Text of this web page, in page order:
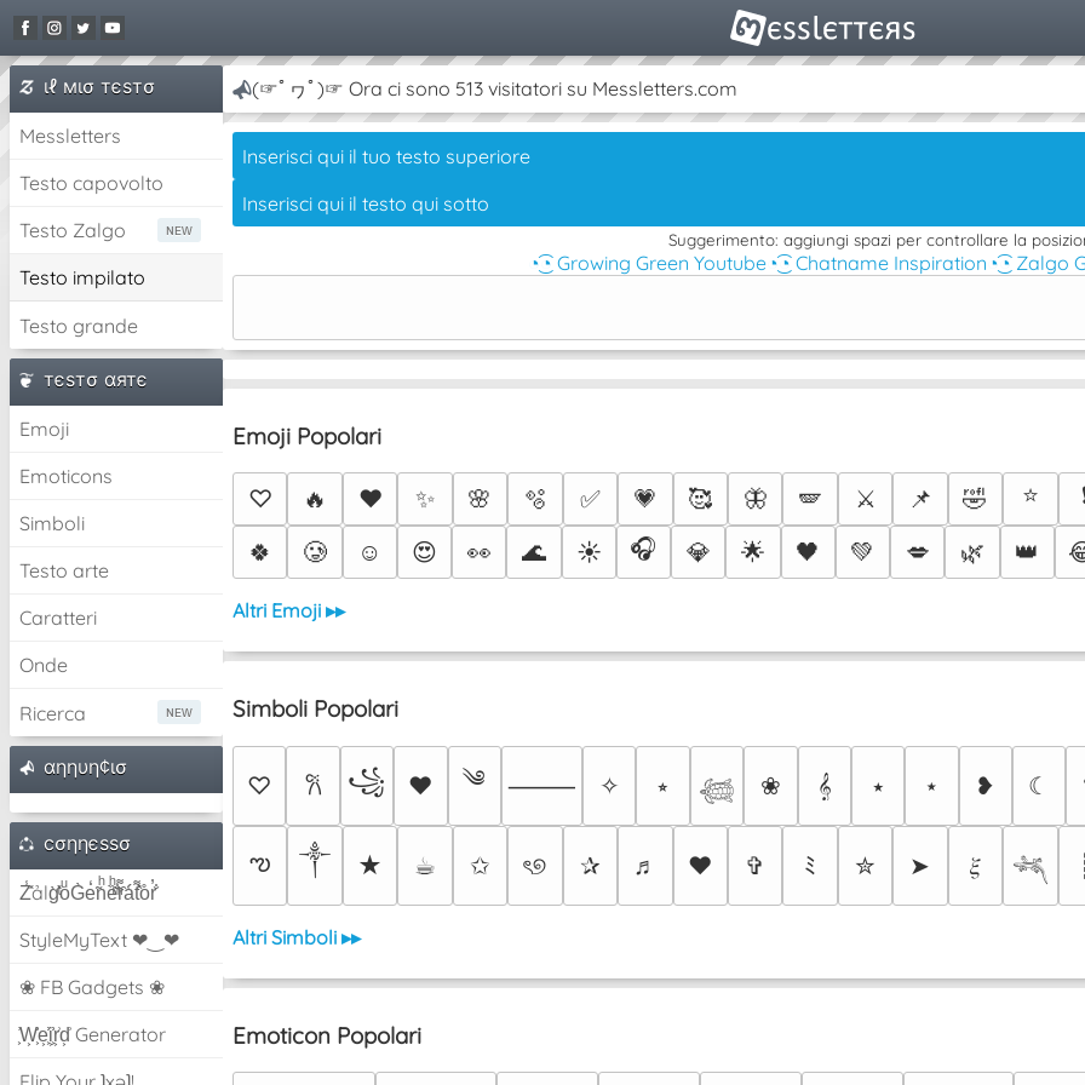
ιℓ мισ тєѕтσ
Messletters
Testo capovolto
Testo Zalgo
Testo impilato
Testo grande
тєѕтσ αятє
Emoji
Emoticons
Simboli
Testo arte
Caratteri
Onde
Ricerca
αηηυη¢ισ
cσηηєѕѕσ
Z̾̽ảlg̀͐ͭ̽oͧG̀e̒̃nͪȅͪͫ̏̐r͌̑á͑t͌̑͛o̊r̓̐
StyleMyText ❤‿❤
❀ FB Gadgets ❀
͕͗W͕͕͗͗e͕͕͗͗i͕͕͗͗r͕͗d͕͗ Generator
(☞ﾟヮﾟ)☞ Ora ci sono 513 visitatori su Messletters.com
Suggerimento: aggiungi spazi per controllare la
◔͜͡◔ Growing Green Youtube ◔͜͡◔ Chatname Inspiration ◔͜͡◔ Zalgo
Emoji Popolari
♡ 🔥 ❤️ ✨ 🌸 🫧 ✅ 💗 🥰 🦋 🪽 ⚔️ 📌 🤣 ⭐
🍀
🥲 ☺️ 😍 👀 🌊 ☀️ 🎧 💎 🌟 🖤 💚 💋 🌿 👑
Altri Emoji ▸▸
Simboli Popolari
♡ 𐙚 ꧁ ♥ ༄ ⸻ ✧ ⭒ 𓆉 ❀ 𝄞 ⭑ ⋆ ❥ ☾
ఌ ༒︎ ★ ☕︎ ✩ ৎ୭ ✰ ♬ ❤ ✞ ﾐ ✮ ➤ 𝜉 𓆈 ┊
Altri Simboli ▸▸
Emoticon Popolari